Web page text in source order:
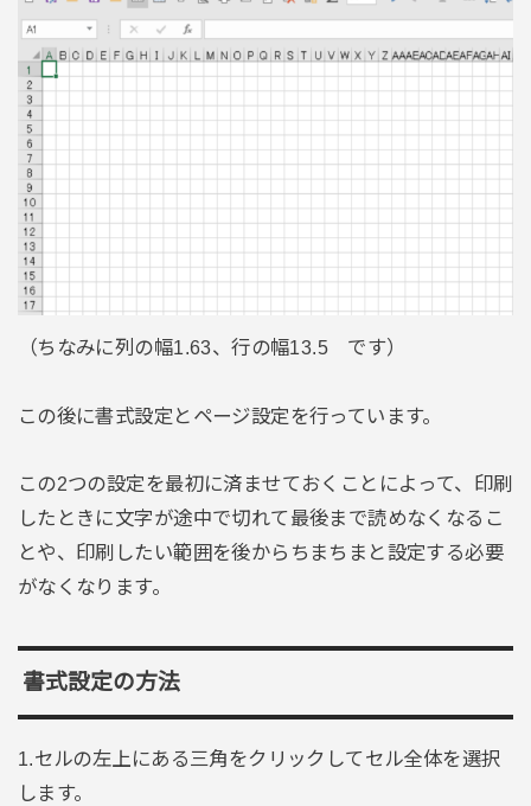
（ちなみに列の幅1.63、行の幅13.5 です）
この後に書式設定とページ設定を行っています。
この2つの設定を最初に済ませておくことによって、印刷
したときに文字が途中で切れて最後まで読めなくなるこ
とや、印刷したい範囲を後からちまちまと設定する必要
がなくなります。
書式設定の方法
1.セルの左上にある三角をクリックしてセル全体を選択
します。